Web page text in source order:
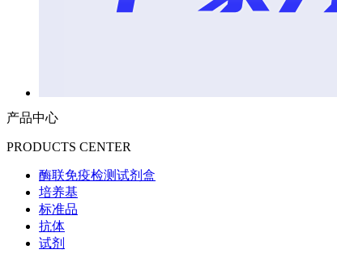
产品中心
PRODUCTS CENTER
酶联免疫检测试剂盒
培养基
标准品
抗体
试剂